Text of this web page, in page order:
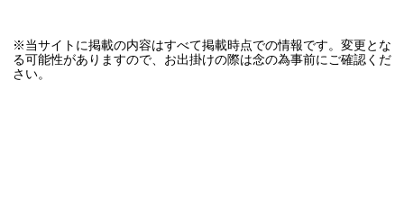
※当サイトに掲載の内容はすべて掲載時点での情報です。変更とな
る可能性がありますので、お出掛けの際は念の為事前にご確認くだ
さい。